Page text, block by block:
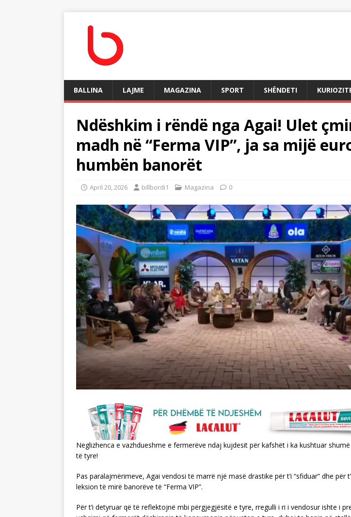
BALLINA LAJME MAGAZINA SPORT SHËNDETI
Ndëshkim i rëndë nga Agai! Ulet
madh në “Ferma VIP”, ja sa mijë
humbën banorët
April 20, 2026 billbordi1 Magazina 0
Neglizhenca e vazhdueshme e fermerëve ndaj kujdesit për kafshët i ka kushtuar
të tyre!
Pas paralajmërimeve, Agai vendosi të marrë një masë drastike për t’i “sfiduar” dhe për
leksion të mirë banorëve të “Ferma VIP”.
Për t’i detyruar që të reflektojnë mbi përgjegjësitë e tyre, rregulli i ri i vendosur ishte i